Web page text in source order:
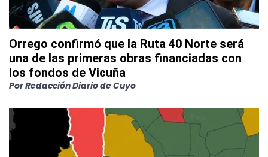
Orrego confirmó que la Ruta 40 Norte será
una de las primeras obras financiadas con
los fondos de Vicuña
PorRedacción Diario de Cuyo